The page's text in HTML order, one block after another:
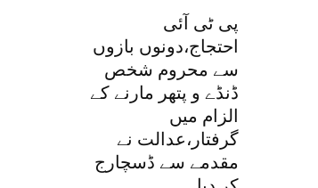
پی ٹی آئی
احتجاج،دونوں بازوں
سے محروم شخص
ڈنڈے و پتھر مارنے کے
الزام میں
گرفتار،عدالت نے
مقدمے سے ڈسچارج